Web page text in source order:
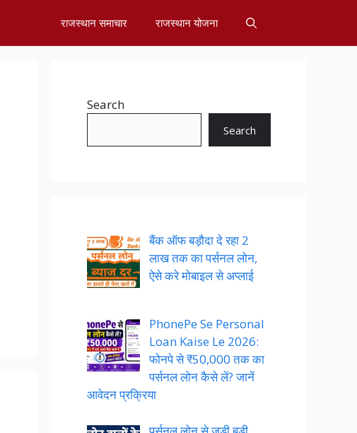
राजस्थान समाचार राजस्थान योजना
Search
Search
बैंक ऑफ बड़ौदा दे रहा 2
लाख तक का पर्सनल लोन,
ऐसे करे मोबाइल से अप्लाई
PhonePe Se Personal
Loan Kaise Le 2026:
फोनपे से ₹50,000 तक का
पर्सनल लोन कैसे लें? जानें
आवेदन प्रक्रिया